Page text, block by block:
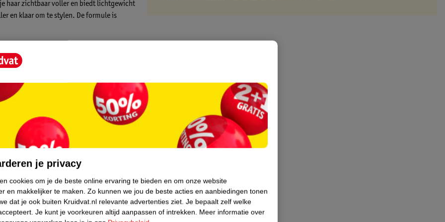
haar zichtbaar voller en biedt lichtgewicht
en klaar om te stylen. De formule is
je privacy
cookies om je de beste online ervaring te bieden en om onze website
en makkelijker te maken. Zo kunnen we jou de beste acties en aanbiedingen tonen
dat je ook buiten Kruidvat.nl relevante advertenties ziet. Je bepaalt zelf welke
Je kunt je voorkeuren altijd aanpassen of intrekken. Meer informatie over